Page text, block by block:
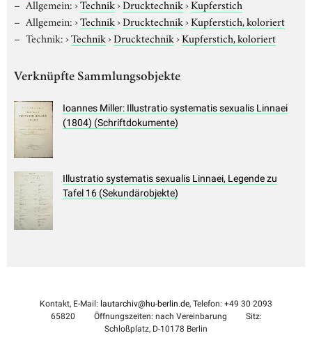
Allgemein:›Technik›Drucktechnik›Kupferstich
Allgemein:›Technik›Drucktechnik›Kupferstich, koloriert
Technik:›Technik›Drucktechnik›Kupferstich, koloriert
Verknüpfte Sammlungsobjekte
Ioannes Miller: Illustratio systematis sexualis Linnaei
(1804) (Schriftdokumente)
Illustratio systematis sexualis Linnaei, Legende zu
Tafel 16 (Sekundärobjekte)
Kontakt, E-Mail: lautarchiv@hu-berlin.de, Telefon: +49 30 2093
65820
Öffnungszeiten: nach Vereinbarung
Sitz:
Schloßplatz, D-10178 Berlin